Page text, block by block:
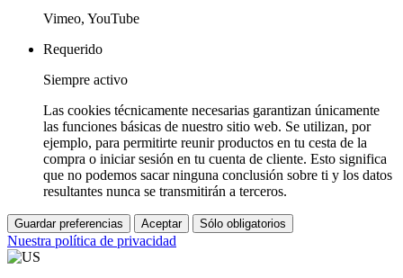
Vimeo, YouTube
Requerido
Siempre activo
Las cookies técnicamente necesarias garantizan únicamente
las funciones básicas de nuestro sitio web. Se utilizan, por
ejemplo, para permitirte reunir productos en tu cesta de la
compra o iniciar sesión en tu cuenta de cliente. Esto significa
que no podemos sacar ninguna conclusión sobre ti y los datos
resultantes nunca se transmitirán a terceros.
Guardar preferencias Aceptar Sólo obligatorios
Nuestra política de privacidad